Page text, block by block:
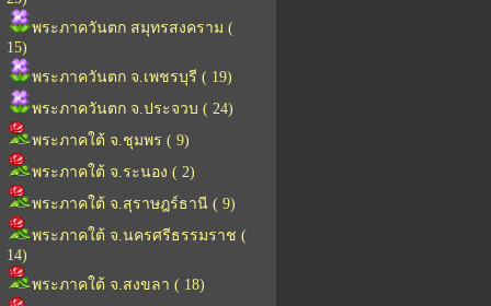
พระภาควันตก สมุทรสงคราม (
15)
พระภาควันตก จ.เพชรบุรี ( 19)
พระภาควันตก จ.ประจวบ ( 24)
พระภาคใต้ จ.ชุมพร ( 9)
พระภาคใต้ จ.ระนอง ( 2)
พระภาคใต้ จ.สุราษฎร์ธานี ( 9)
พระภาคใต้ จ.นครศรีธรรมราช (
14)
พระภาคใต้ จ.สงขลา ( 18)